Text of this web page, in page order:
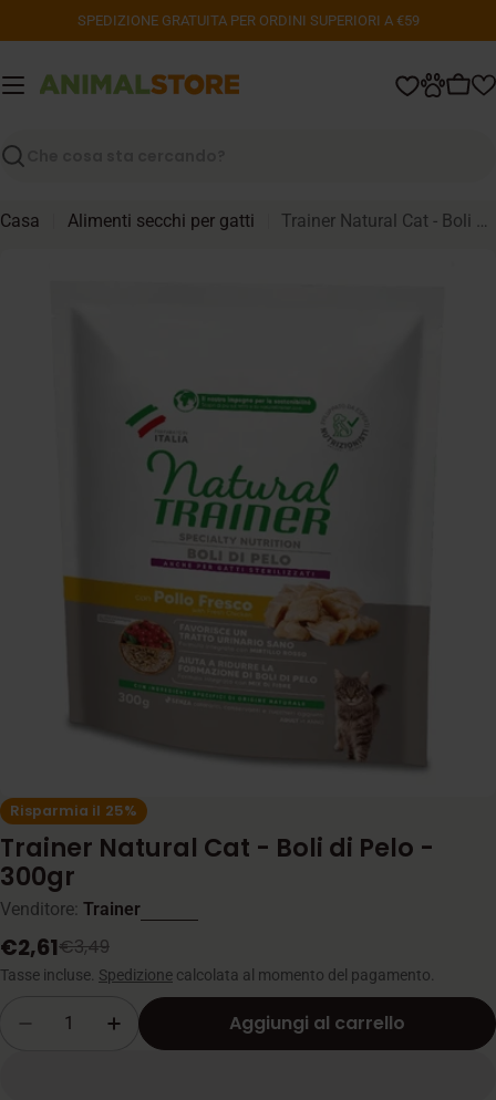
al
contenuto
SPEDIZIONE GRATUITA PER ORDINI SUPERIORI A €59
Ricerca
Casa Alimenti secchi per gatti
supporto 0 in modalità modale
Risparmia il 25%
Trainer Natural Cat - Boli di Pelo -
300gr
Venditore: Trainer
Prezzo
di
€2,61
Prezzo
normale
€3,49
Tasse incluse. Spedizione calcolata al momento del pagamento.
Diminuisci la quantità per Trainer Natural
Aumenta la quantità per Trainer
Aggiungi al carrello